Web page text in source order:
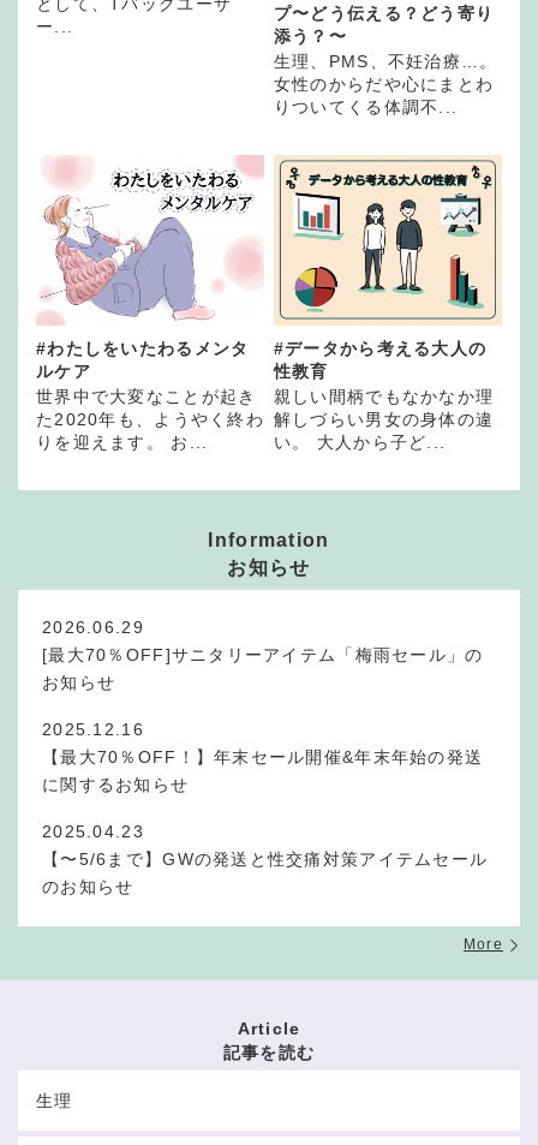
ー...
プ〜どう伝える？どう寄り
添う？〜
生理、PMS、不妊治療…。
女性のからだや心にまとわ
りついてくる体調不...
#わたしをいたわるメンタ
ルケア
世界中で大変なことが起き
た2020年も、ようやく終わ
りを迎えます。 お...
#データから考える大人の
性教育
親しい間柄でもなかなか理
解しづらい男女の身体の違
い。 大人から子ど...
Information
お知らせ
2026.06.29
[最大70％OFF]サニタリーアイテム「梅雨セール」の
お知らせ
2025.12.16
【最大70％OFF！】年末セール開催&年末年始の発送
に関するお知らせ
2025.04.23
【〜5/6まで】GWの発送と性交痛対策アイテムセール
のお知らせ
More
Article
記事を読む
生理